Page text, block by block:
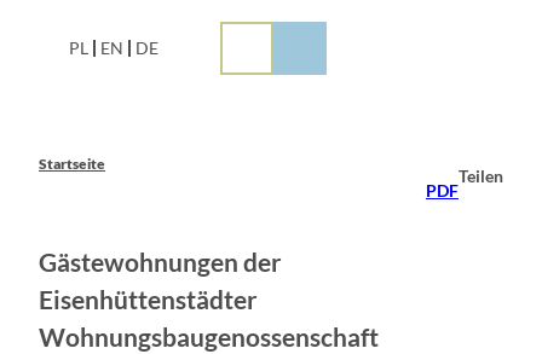
PL EN DE
Startseite
PDF
Teilen
Gästewohnungen der
Eisenhüttenstädter
Wohnungsbaugenossenschaft